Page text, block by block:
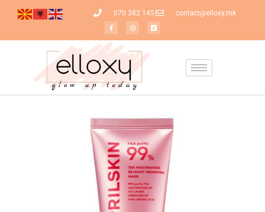
070 382 145 contact@elloxy.mk